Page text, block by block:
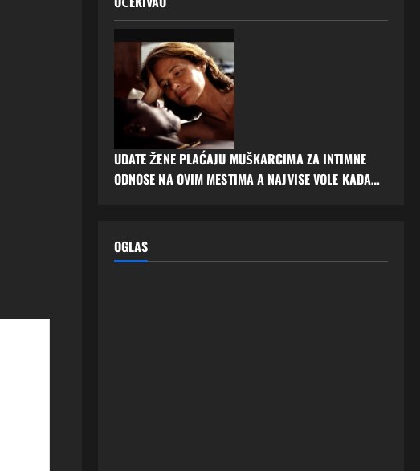
UDATE ŽENE PLAĆAJU MUŠKARCIMA ZA INTIMNE
ODNOSE NA OVIM MESTIMA A NAJVISE VOLE KADA…
OGLAS